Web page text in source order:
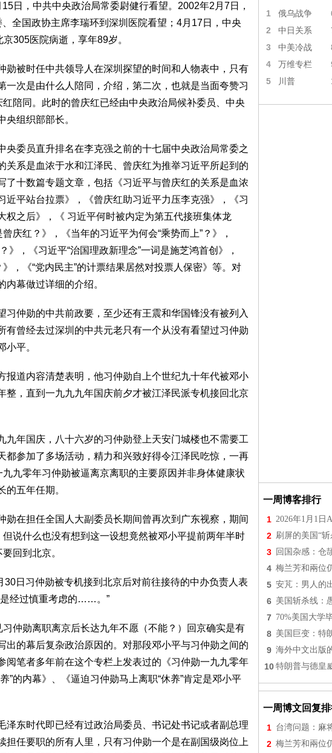
日，中共中央政治局常委尉健行看望。2002年2月7日，
全国政协主席李瑞环到深圳医院看望；4月17日，中央
305医院病逝，享年89岁。
被时任中共领导人在深圳探望的时间和人物表中，只有
一次是由什么人陪同，介绍，第二次，也就是当面夸赞习
红陪同。此时的曾庆红已经由中央政治局候补委员、中央
组织部部长。
委员直升排名在李克强之前的十七届中央政治局常委之
关系是血浓于水和江泽民、曾庆红为推举习近平所起到的
了十数篇专题文章，包括《习近平与曾庆红的关系是血浓
近平站台拉票》，《曾庆红助习近平力压李克强》，《习
权之后》，《 习近平何时被内定为第五代接班集体龙
庆红？》，《当年的习近平为何会“乘势而上”？》，
》，《习近平“治国理政新理念”一词是施芝鸿首创》，
》，《“党内民主”的计票结果居然对投票人保密》等。对
幕做过详细的介绍。
仲勋的中共前政要，至少还有王震和华国锋没有被列入
有曾经去过深圳的中共元老只有一个从没有看望过习仲勋
小平。
道内容清楚表明，他习仲勋自上个世纪九十年代被邓小
整，直到一九九九年国庆前夕才被江泽民派专机接回北京
年国庆，八十六岁的习仲勋登上天安门城楼也不需要工
都参加了多场活动，精力和兴致好得令江泽民吃惊，一再
九九零年习仲勋被逼离京离职的主要原因并非身体健康状
五年任期。
在担任全国人大副委员长期间曾再次到广东视察，期间
但说什么也没有想到这一设想竟然被邓小平提前两年半时
回到北京。
日习仲勋被专机接到北京后对前往接待的中办负责人表
是经过慎重考虑的……。”
仲勋离职离京后长达九年不愿（不能？）回京确实是有
出的幕后复杂政治原因的。对那段邓小平与习仲勋之间的
阅笔者多年前在这个专栏上发表过的《习仲勋一九九零年
”的内幕》、《逼迫习仲勋马上离职“休养”肯定是邓小平
东时代即已经有过政治局委员、书记处书记或者副总理
担任要职的所有人里，只有习仲勋一个是在副国级岗位上
1 俄乌战争
2 中日关系
3 中美冷战
4 万维专栏
5 川普
一周博客排行
1 2026年1月1日
2 刷屏的美国“
3 回国杂感：仓
4 梅兰芳和兩位
5 安芃：男人的
6 美国斩杀线：
7 70%美国大学
8 美国巨变：特
9 海外中文出版
10 特朗普与德皇
一周博文回复
1 台湾问题：麻
2 梅兰芳和兩位